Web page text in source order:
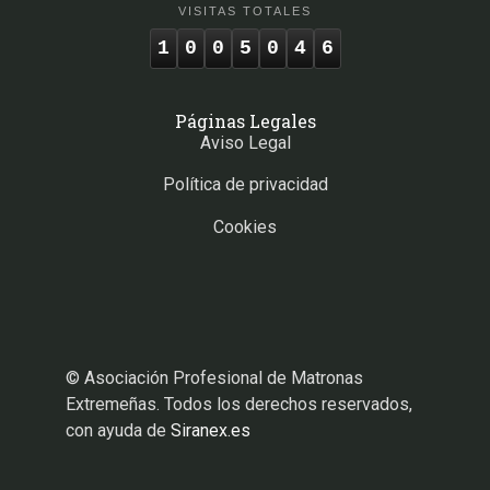
VISITAS TOTALES
1 0 0 5 0 4 6
Páginas Legales
Aviso Legal
Política de privacidad
Cookies
© Asociación Profesional de Matronas
Extremeñas. Todos los derechos reservados,
con ayuda de Siranex.es